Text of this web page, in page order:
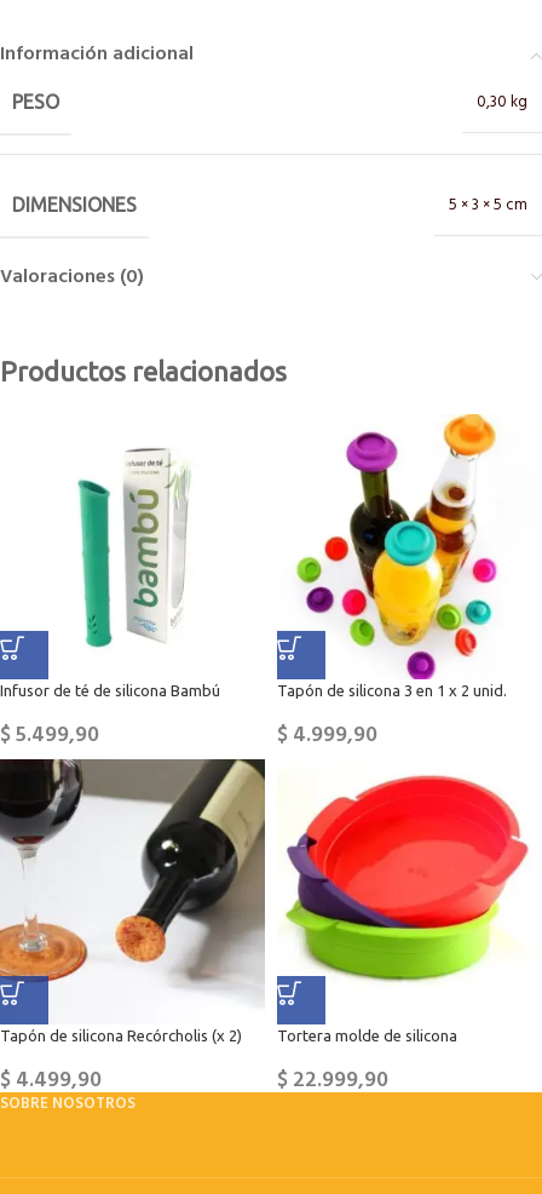
Información adicional
PESO 0,30 kg
DIMENSIONES 5 × 3 × 5 cm
Valoraciones (0)
Productos relacionados
Infusor de té de silicona Bambú
$5.499,90
Tapón de silicona 3 en 1 x 2 unid.
$4.999,90
Tapón de silicona Recórcholis (x 2)
$4.499,90
Tortera molde de silicona
$22.999,90
SOBRE NOSOTROS